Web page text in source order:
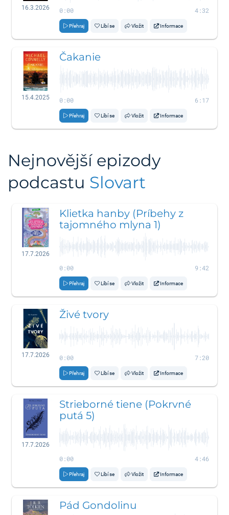
16.3.2026 0:00 4:32
Přehraj Líbí se Vložit Informace
15.4.2025
Čakanie
0:00 6:17
Přehraj Líbí se Vložit Informace
Nejnovější epizody
podcastu Slovart
17.7.2026
Klietka hanby (Príbehy z
tajomného mlyna 1)
0:00 9:42
Přehraj Líbí se Vložit Informace
17.7.2026
Živé tvory
0:00 7:20
Přehraj Líbí se Vložit Informace
17.7.2026
Strieborné tiene (Pokrvné
putá 5)
0:00 4:46
Přehraj Líbí se Vložit Informace
Pád Gondolinu